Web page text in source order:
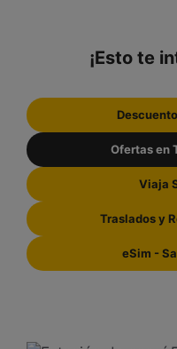
¡Esto te
Ofertas en
Viaja
Traslados y
eSim -